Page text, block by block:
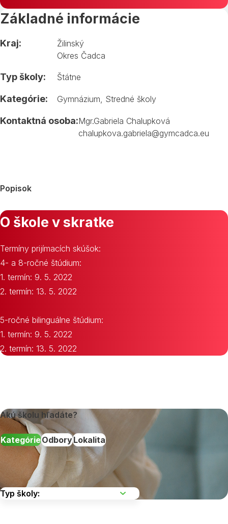
Základné informácie
Kraj:
Žilinský
Okres Čadca
Typ školy: Štátne
Kategórie: Gymnázium Stredné školy
Kontaktná osoba:Mgr.Gabriela Chalupková
chalupkova.gabriela@gymcadca.eu
Popisok
O škole v skratke
Termíny prijímacích skúšok:
4- a 8-ročné štúdium:
1. termín: 9. 5. 2022
2. termín: 13. 5. 2022
5-ročné bilinguálne štúdium:
1. termín: 9. 5. 2022
2. termín: 13. 5. 2022
Akú školu hľadáte?
KategórieOdboryLokalita